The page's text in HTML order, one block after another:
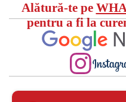
Alătură-te pe
pentru a fi la